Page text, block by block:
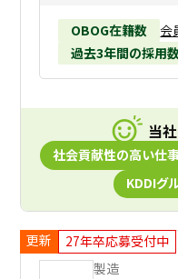
OBOG在籍数
会
過去3年間の採用
当
社会貢献性の高い仕
KDDIグ
更新
27年卒応募受付中
製造